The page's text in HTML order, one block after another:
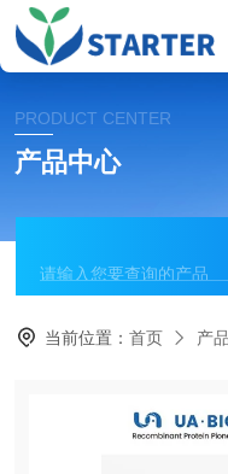
PRODUCT CENTER
产品中心
当前位置：首页 产